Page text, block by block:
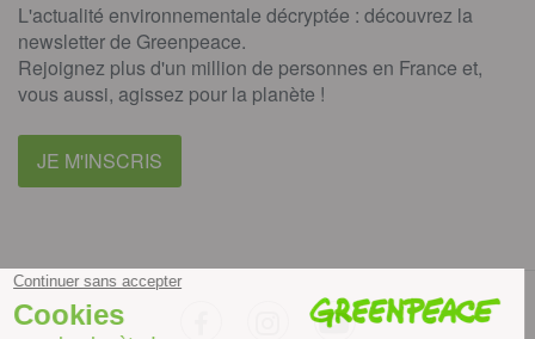
L'actualité environnementale décryptée : découvrez la
newsletter de Greenpeace.
Rejoignez plus d'un million de personnes en France et,
vous aussi, agissez pour la planète !
JE M'INSCRIS
instagramyoutube